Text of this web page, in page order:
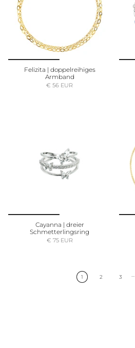
Felizita | doppelreihiges
Armband
€ 56 EUR
Cayanna | dreier
Schmetterlingsring
€ 75 EUR
1 2 3 …